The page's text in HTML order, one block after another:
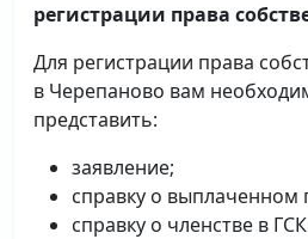
регистрации права
Для регистрации права
в Черепаново вам
представить:
заявление;
справку о выплаченном
справку о членстве в